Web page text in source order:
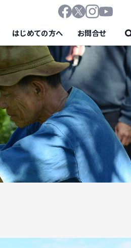
はじめての方へ お問合せ